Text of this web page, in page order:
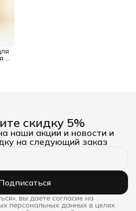
с
скидку 5%
наши акции и новости и
на следующий заказ
вы даете согласие на
персональных данных в целях